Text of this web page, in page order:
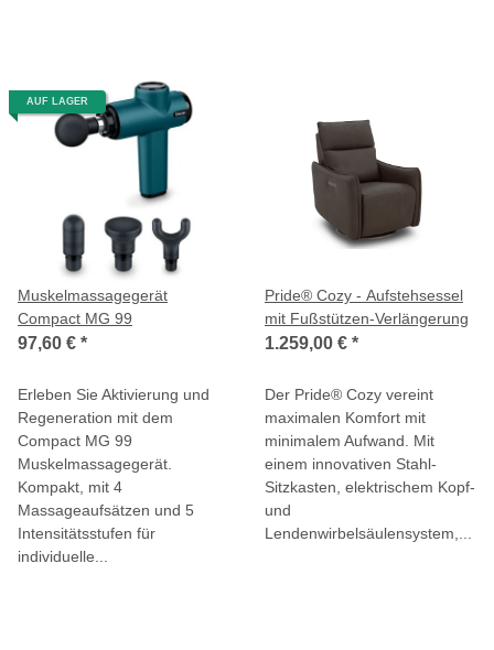
AUF LAGER
Muskelmassagegerät
Compact MG 99
97,60 € *
Erleben Sie Aktivierung und
Regeneration mit dem
Compact MG 99
Muskelmassagegerät.
Kompakt, mit 4
Massageaufsätzen und 5
Intensitätsstufen für
individuelle...
Pride® Cozy - Aufstehsessel
mit Fußstützen-Verlängerung
1.259,00 € *
Der Pride® Cozy vereint
maximalen Komfort mit
minimalem Aufwand. Mit
einem innovativen Stahl-
Sitzkasten, elektrischem Kopf-
und
Lendenwirbelsäulensystem,...